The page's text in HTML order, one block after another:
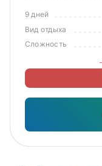
9 дней
Вид отдыха
Сложность